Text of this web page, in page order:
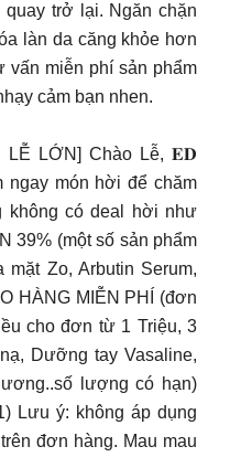
trở lại. Ngăn chặn
làn da căng khỏe hơn
miễn phí sản phẩm
cảm bạn nhen.
LỚN] Chào Lễ, 𝐄𝐃
ngay món hời để chăm
không có deal hời như
39% (một số sản phẩm
Zo, Arbutin Serum,
HÀNG MIỄN PHÍ (đơn
cho đơn từ 1 Triệu, 3
Dưỡng tay Vasaline,
lượng có hạn)
Lưu ý: không áp dụng
đơn hàng. Mau mau